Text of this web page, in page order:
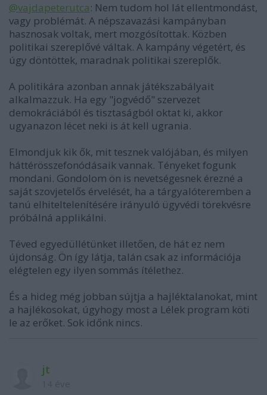
@vajdapeterutca: Nem tudom hol lát ellentmondást,
vagy problémát. A népszavazási kampányban
hasznosak voltak, mert mozgósítottak. Közben
politikai szereplővé váltak. A kampány végetért, és
úgy döntöttek, maradnak politikai szereplők.
A politikára azonban annak játékszabályait
alkalmazzuk. Ha egy "jogvédő" szervezet
demokráciából és tisztaságból oktat ki, akkor
ugyanazon lécet neki is át kell ugrania.
Elmondjuk kik ők, mit tesznek valójában, és milyen
háttérösszefonódásaik vannak. Tényeket fogunk
mondani. Gondolom ön is nevetségesnek érezné a
saját szovjetelős érvelését, ha a tárgyalóteremben a
tanú elhiteltelenítésére irányuló ügyvédi törekvésre
próbálná applikálni.
Téved egyedüllétünket illetően, de hát ez nem
újdonság. Ön így látja, talán csak az információja
elégtelen egy ilyen sommás ítélethez.
És a hideg még jobban sújtja a hajléktalanokat, mint
a hajlékosokat, úgyhogy most a Lélek program köti
le az erőket. Sok időnk nincs.
jt